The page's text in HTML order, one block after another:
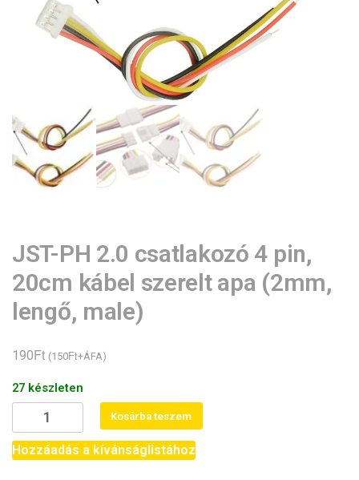
JST-PH 2.0 csatlakozó 4 pin,
20cm kábel szerelt apa (2mm,
lengő, male)
190Ft (150Ft+ÁFA)
27 készleten
PH
2.0
Kosárba teszem
Hozzáadás a kívánságlistához